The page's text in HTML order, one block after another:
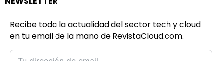
Recibe toda la actualidad del sector tech y cloud
en tu email de la mano de RevistaCloud.com.